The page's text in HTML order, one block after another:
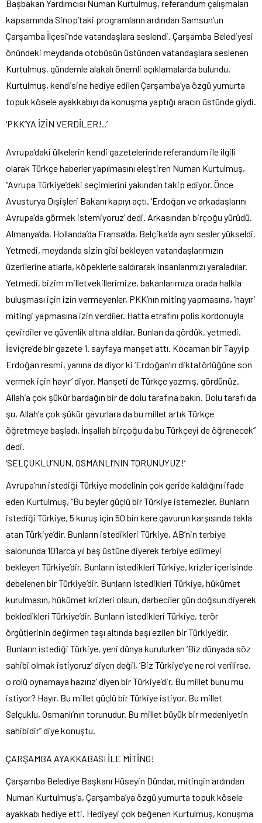
Başbakan Yardımcısı Numan Kurtulmuş, referandum çalışmaları
kapsamında Sinop’taki programların ardından Samsun’un
Çarşamba İlçesi’nde vatandaşlara seslendi. Çarşamba Belediyesi
önündeki meydanda otobüsün üstünden vatandaşlara seslenen
Kurtulmuş, gündemle alakalı önemli açıklamalarda bulundu.
Kurtulmuş, kendisine hediye edilen Çarşamba’ya özgü yumurta
topuk kösele ayakkabıyı da konuşma yaptığı aracın üstünde giydi.
‘PKK’YA İZİN VERDİLER!..’
Avrupa’daki ülkelerin kendi gazetelerinde referandum ile ilgili
olarak Türkçe haberler yapılmasını eleştiren Numan Kurtulmuş,
“Avrupa Türkiye’deki seçimlerini yakından takip ediyor. Önce
Avusturya Dışişleri Bakanı kapıyı açtı. ‘Erdoğan ve arkadaşlarını
Avrupa’da görmek istemiyoruz’ dedi. Arkasından birçoğu yürüdü.
Almanya’da, Hollanda’da Fransa’da, Belçika’da aynı sesler yükseldi.
Yetmedi, meydanda sizin gibi bekleyen vatandaşlarımızın
üzerilerine atlarla, köpeklerle saldırarak insanlarımızı yaraladılar.
Yetmedi, bizim milletvekillerimize, bakanlarımıza orada halkla
buluşması için izin vermeyenler, PKK’nın miting yapmasına, ‘hayır’
mitingi yapmasına izin verdiler. Hatta etrafını polis kordonuyla
çevirdiler ve güvenlik altına aldılar. Bunları da gördük, yetmedi.
İsviçre’de bir gazete 1. sayfaya manşet attı. Kocaman bir Tayyip
Erdoğan resmi, yanına da diyor ki ‘Erdoğan’ın diktatörlüğüne son
vermek için hayır’ diyor. Manşeti de Türkçe yazmış, gördünüz.
Allah’a çok şükür bardağın bir de dolu tarafına bakın. Dolu tarafı da
şu, Allah’a çok şükür gavurlara da bu millet artık Türkçe
öğretmeye başladı. İnşallah birçoğu da bu Türkçeyi de öğrenecek”
dedi.
‘SELÇUKLU’NUN, OSMANLI’NIN TORUNUYUZ!’
Avrupa’nın istediği Türkiye modelinin çok geride kaldığını ifade
eden Kurtulmuş, “Bu beyler güçlü bir Türkiye istemezler. Bunların
istediği Türkiye, 5 kuruş için 50 bin kere gavurun karşısında takla
atan Türkiye’dir. Bunların istedikleri Türkiye, AB’nin terbiye
salonunda 10’larca yıl baş üstüne diyerek terbiye edilmeyi
bekleyen Türkiye’dir. Bunların istedikleri Türkiye, krizler içerisinde
debelenen bir Türkiye’dir. Bunların istedikleri Türkiye, hükümet
kurulmasın, hükümet krizleri olsun, darbeciler gün doğsun diyerek
bekledikleri Türkiye’dir. Bunların istedikleri Türkiye, terör
örgütlerinin değirmen taşı altında başı ezilen bir Türkiye’dir.
Bunların istediği Türkiye, yeni dünya kurulurken ‘Biz dünyada söz
sahibi olmak istiyoruz’ diyen değil, ‘Biz Türkiye’ye ne rol verilirse,
o rolü oynamaya hazırız’ diyen bir Türkiye’dir. Bu millet bunu mu
istiyor? Hayır. Bu millet güçlü bir Türkiye istiyor. Bu millet
Selçuklu, Osmanlı’nın torunudur. Bu millet büyük bir medeniyetin
sahibidir” diye konuştu.
ÇARŞAMBA AYAKKABASI İLE MİTİNG!
Çarşamba Belediye Başkanı Hüseyin Dündar, mitingin ardından
Numan Kurtulmuş’a, Çarşamba’ya özgü yumurta topuk kösele
ayakkabı hediye etti. Hediyeyi çok beğenen Kurtulmuş, konuşma